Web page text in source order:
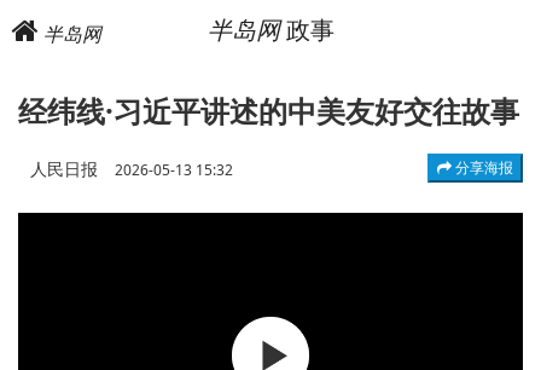
半岛网 半岛网政事
经纬线·习近平讲述的中美友好交往故事
人民日报 2026-05-13 15:32 分享海报